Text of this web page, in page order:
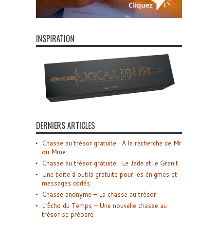
INSPIRATION
DERNIERS ARTICLES
Chasse au trésor gratuite : A la recherche de Mr
ou Mme
Chasse au trésor gratuite : Le Jade et le Granit
Une boîte à outils gratuite pour les énigmes et
messages codés
Chasse anonyme – La chasse au trésor
L’Écho du Temps – Une nouvelle chasse au
trésor se prépare